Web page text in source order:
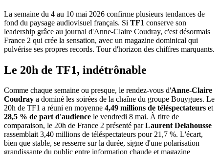
La semaine du 4 au 10 mai 2026 confirme plusieurs tendances de
fond du paysage audiovisuel français. Si TF1 conserve son
leadership grâce au journal d'Anne-Claire Coudray, c'est désormais
France 2 qui crée la sensation, avec un magazine dominical qui
pulvérise ses propres records. Tour d'horizon des chiffres marquants.
Le 20h de TF1, indétrônable
Comme chaque semaine ou presque, le rendez-vous d'Anne-Claire
Coudray a dominé les soirées de la chaîne du groupe Bouygues. Le
20h de TF1 a réuni en moyenne 4,49 millions de téléspectateurs et
28,5 % de part d'audience le vendredi 8 mai. À titre de
comparaison, le 20h de France 2 présenté parLaurent Delahousse
rassemblait 3,40 millions de téléspectateurs pour 21,7 %. L'écart,
bien que stable, se resserre sur la durée, signe d'une polarisation
grandissante du public entre information chaude et magazine